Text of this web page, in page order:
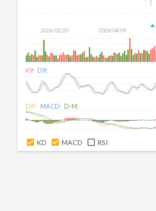
2026/02/20 2026/04/09
K9: D9:
DIF: MACD: D-M:
KD MACD RSI